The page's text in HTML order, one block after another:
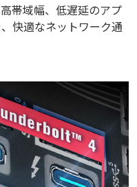
帯域幅、低遅延のアプ
快適なネットワーク通